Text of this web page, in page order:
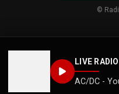
LIVE
AC/DC -
©